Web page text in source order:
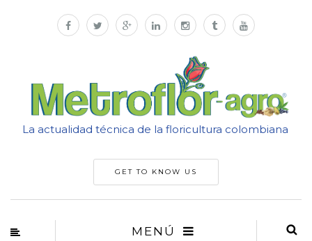
La actualidad técnica de la floricultura colombiana
GET TO KNOW US
MENÚ